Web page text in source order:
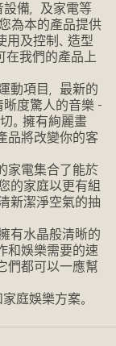
備，及家電等
為本的產品提供
用及控制、造型
在我們的產品上
動項目，最新的
晰度驚人的音樂 -
。擁有絢麗畫
品將改變你的客
家電集合了能於
的家庭以更有組
新潔淨空氣的抽
有水晶般清晰的
和娛樂需要的速
們都可以一應幫
庭娛樂方案。